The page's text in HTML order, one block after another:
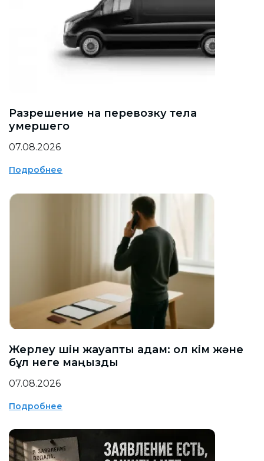
Разрешение на перевозку тела
умершего
07.08.2026
Подробнее
Жерлеу үшін жауапты адам: ол кім және
бұл неге маңызды
07.08.2026
Подробнее